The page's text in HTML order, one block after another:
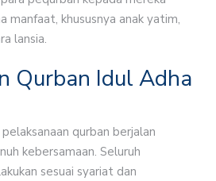
manfaat, khususnya anak yatim,
lansia.
Qurban Idul Adha
qurban berjalan
kebersamaan. Seluruh
sesuai syariat dan